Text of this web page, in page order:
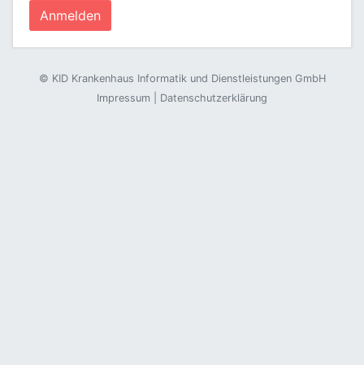
© KID Krankenhaus Informatik und Dienstleistungen GmbH
Impressum
Datenschutzerklärung